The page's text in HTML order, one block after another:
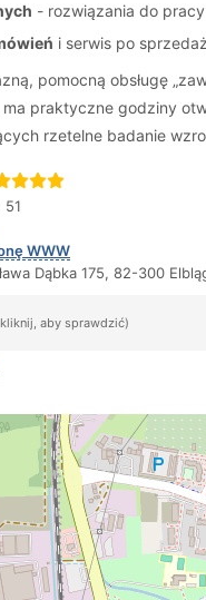
- rozwiązania do
i serwis po
pomocną obsługę
praktyczne godziny
rzetelne badanie
51
WWW
Dąbka 175, 82-300
aby sprawdzić)